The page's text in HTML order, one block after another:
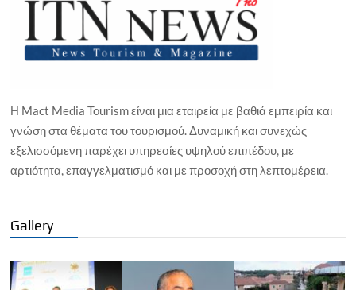
Η Mact Media Tourism είναι μια εταιρεία με βαθιά εμπειρία και
γνώση στα θέματα του τουρισμού. Δυναμική και συνεχώς
εξελισσόμενη παρέχει υπηρεσίες υψηλού επιπέδου, με
αρτιότητα, επαγγελματισμό και με προσοχή στη λεπτομέρεια.
Gallery